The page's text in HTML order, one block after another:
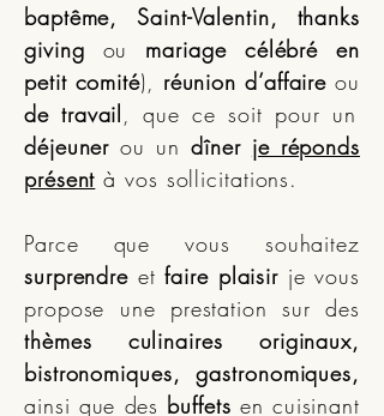
baptême, Saint-Valentin, thanks
giving ou mariage célébré en
petit comité), réunion d’affaireou
de travail, que ce soit pour un
déjeunerou undîner je réponds
présent à vos sollicitations.
Parce que vous souhaitez
surprendre etfaire plaisir je vous
propose une prestation sur des
thèmes culinaires originaux,
bistronomiques, gastronomiques,
ainsi que des buffets en cuisinant